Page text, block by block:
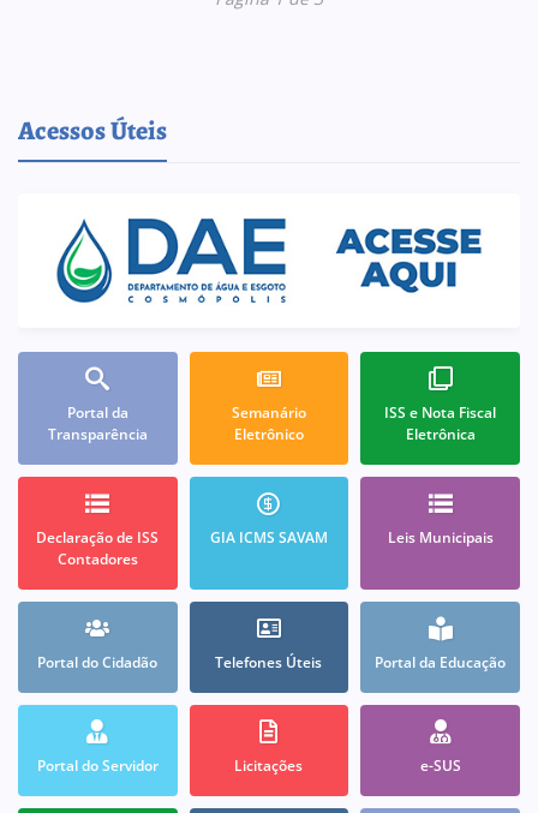
Acessos Úteis
Portal da
Transparência
Semanário
Eletrônico
ISS e Nota Fiscal
Eletrônica
Declaração de ISS
Contadores
GIA ICMS SAVAM Leis Municipais
Portal do Cidadão Telefones Úteis Portal da Educação
Portal do Servidor Licitações e-SUS